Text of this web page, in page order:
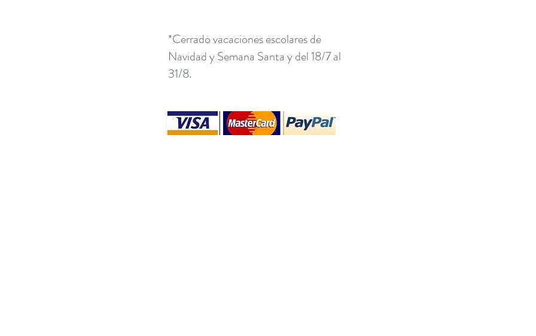
*Cerrado vacaciones escolares de
Navidad y Semana Santa y del 18/7 al
31/8.